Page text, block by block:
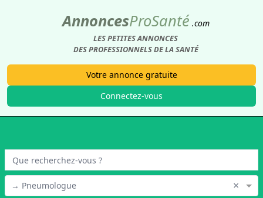
AnnoncesProSanté .com
LES PETITES ANNONCES
DES PROFESSIONNELS DE LA SANTÉ
Votre annonce gratuite
Connectez-vous
→ Pneumologue ×